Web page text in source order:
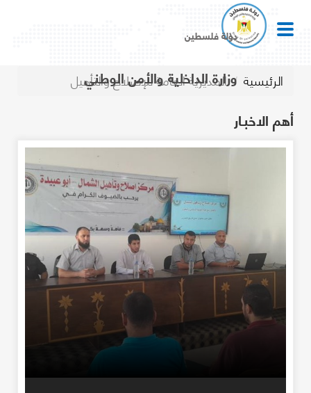
دولة فلسطين
وزارة الداخلية والأمن الوطني الرئيسية المديرية العامة للإصلاح والتأهيل
أهم الاخبـار